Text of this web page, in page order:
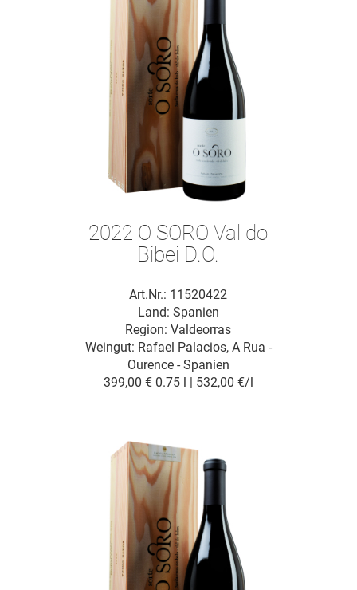
2022 O SORO Val do
Bibei D.O.
Art.Nr.: 11520422
Region: Valdeorras
Weingut: Rafael Palacios, A Rua -
Ourence - Spanien
Land: Spanien
399,00 € 0.75 l | 532,00 €/l